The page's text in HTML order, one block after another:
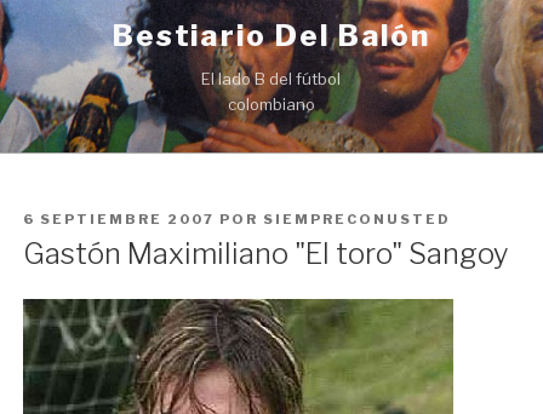
Ir
al
contenido
Bestiario Del Balón
El lado B del fútbol
colombiano
PUBLICADO
EN
6 SEPTIEMBRE 2007 POR SIEMPRECONUSTED
Gastón Maximiliano "El toro" Sangoy